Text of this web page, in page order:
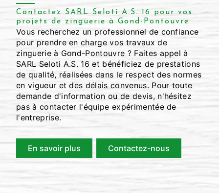
Contactez SARL Seloti A.S. 16 pour vos
projets de zinguerie à Gond-Pontouvre
Vous recherchez un professionnel de confiance
pour prendre en charge vos travaux de
zinguerie à Gond-Pontouvre ? Faites appel à
SARL Seloti A.S. 16 et bénéficiez de prestations
de qualité, réalisées dans le respect des normes
en vigueur et des délais convenus. Pour toute
demande d'information ou de devis, n'hésitez
pas à contacter l'équipe expérimentée de
l'entreprise.
En savoir plus Contactez-nous